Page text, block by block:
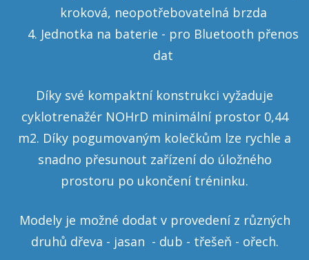
kroková, neopotřebovatelná brzda
Jednotka na baterie - pro Bluetooth přenos
dat
Díky své kompaktní konstrukci vyžaduje
cyklotrenažér NOHrD minimální prostor 0,44
m2. Díky pogumovaným kolečkům lze rychle a
snadno přesunout zařízení do úložného
prostoru po ukončení tréninku.
Modely je možné dodat v provedení z různých
druhů dřeva - jasan - dub - třešeň - ořech.